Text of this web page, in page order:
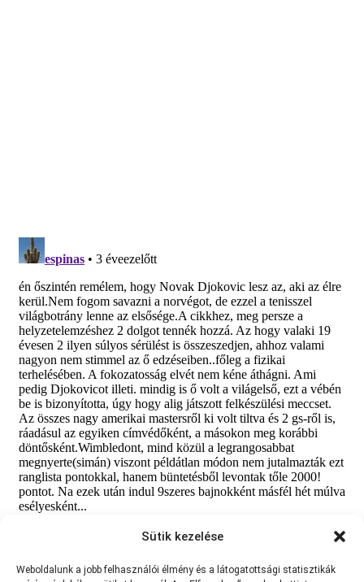
Sütik kezelése
Weboldalunk a jobb felhasználói élmény és a látogatottsági statisztikák